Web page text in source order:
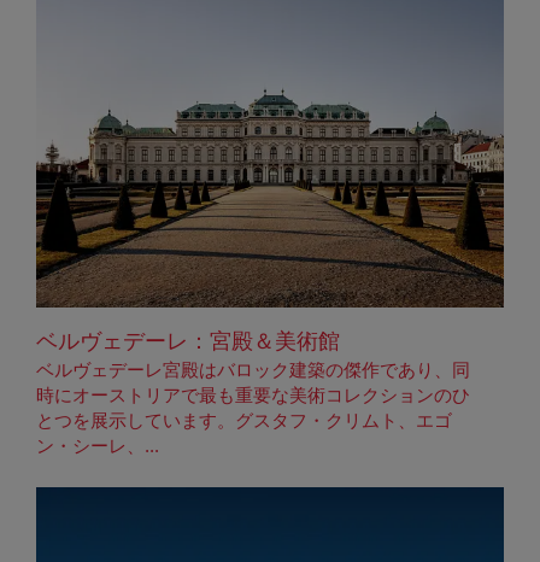
ベルヴェデーレ：宮殿＆美術館
ベルヴェデーレ宮殿はバロック建築の傑作であり、同
時にオーストリアで最も重要な美術コレクションのひ
とつを展示しています。グスタフ・クリムト、エゴ
ン・シーレ、...